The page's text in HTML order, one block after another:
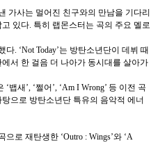
가사는 멀어진 친구와의 만남을 기다리
있다. 특히 랩몬스터는 곡의 주요 멜로
. ‘Not Today’는 방탄소년단이 데뷔 때
서 한 걸음 더 나아가 동시대를 살아가
새’, ‘쩔어’, ‘Am I Wrong’ 등 이전 곡
으로 방탄소년단 특유의 음악적 에너
으로 재탄생한 ‘Outro : Wings’와 ‘A